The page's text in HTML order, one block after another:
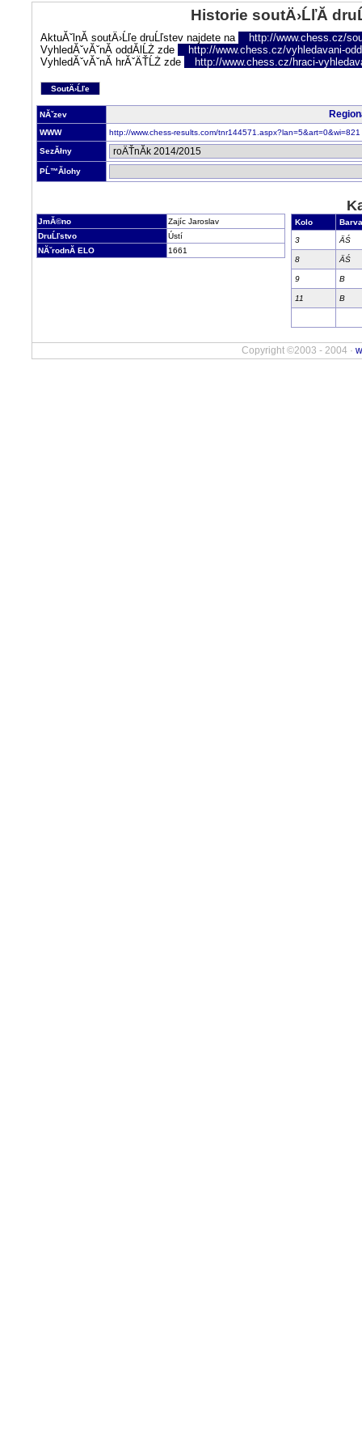
Historie soutÄ›ĹľĂ­
AktuĂˇlnĂ­ soutÄ›Ĺľe druĹľstev najdete na
http://www.chess.cz/
VyhledĂˇvĂˇnĂ­ oddĂ­lĹŻ zde
http://www.chess.cz/vyhledavani-
VyhledĂˇvĂˇnĂ­ hrĂˇÄŤĹŻ zde
http://www.chess.cz/hraci-
SoutÄ›Ĺľe
NĂˇzev
WWW http://www.chess-results.com/tnr144571.aspx?lan=5&art=0&wi=821
SezĂłny
PĹ™Ă­lohy
JmĂ©no
Zajíc Jaroslav
DruĹľstvo
Ústí
NĂˇrodnĂ­ ELO
1661
Kolo
Barva
3
ÄŚ
8 ÄŚ
9 B
11 B
Copyright ©2003 - 2004 ·